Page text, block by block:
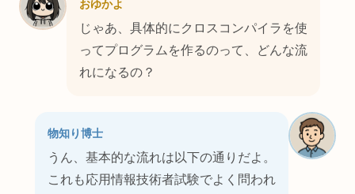
おゆかよ
じゃあ、具体的にクロスコンパイラを使
ってプログラムを作るのって、どんな流
れになるの？
物知り博士
うん、基本的な流れは以下の通りだよ。
これも応用情報技術者試験でよく問われ